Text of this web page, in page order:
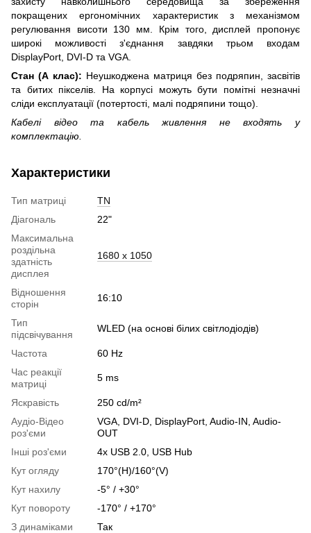
покращених ергономічних характеристик з механізмом
регулювання висоти 130 мм. Крім того, дисплей пропонує
широкі можливості з'єднання завдяки трьом входам
DisplayPort, DVI-D та VGA.
Стан (А клас): Неушкоджена матриця без подряпин, засвітів
та битих пікселів. На корпусі можуть бути помітні незначні
сліди експлуатації (потертості, малі подряпини тощо).
Кабелі відео та кабель живлення не входять у
комплектацію.
Характеристики
Тип матриці
TN
Діагональ
22"
Максимальна
роздільна
здатність
дисплея
1680 x 1050
Відношення
сторін
16:10
Тип
підсвічування
WLED (на основі білих світлодіодів)
Частота
60 Hz
Час реакції
матриці
5 ms
Яскравість
250 cd/m²
Аудіо-Відео
роз'єми
VGA, DVI-D, DisplayPort, Audio-IN, Audio-
OUT
Інші роз'єми
4x USB 2.0, USB Hub
Кут огляду
170°(H)/160°(V)
Кут нахилу
-5° / +30°
Кут повороту
-170° / +170°
З динаміками
Так